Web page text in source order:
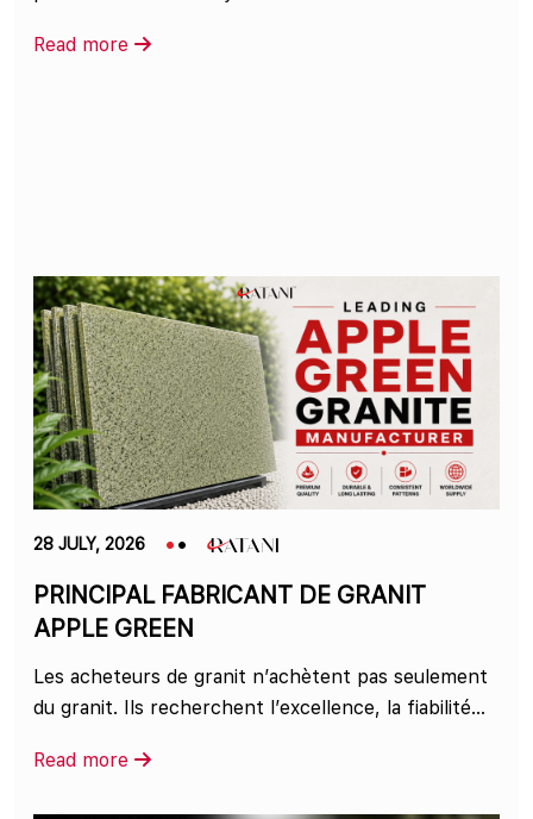
Read more
28 JULY, 2026
PRINCIPAL FABRICANT DE GRANIT
APPLE GREEN
Les acheteurs de granit n’achètent pas seulement
du granit. Ils recherchent l’excellence, la fiabilité...
Read more